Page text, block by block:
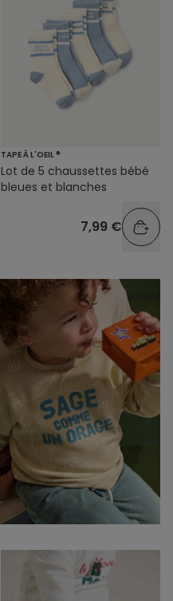
TAPE À L'OEIL ®
Lot de 5 chaussettes bébé
bleues et blanches
7,99 €